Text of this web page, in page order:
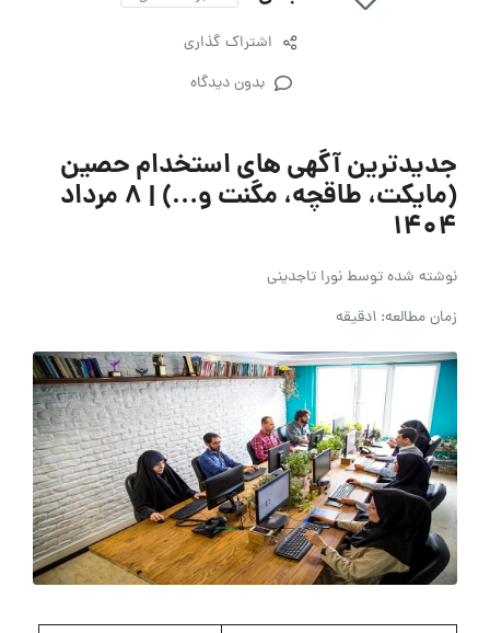
اشتراک گذاری
بدون دیدگاه
جدیدترین آگهی های استخدام حصین
(مایکت، طاقچه، مگنت و…) | 8 مرداد
1404
نوشته شده توسطنورا تاجدینی
زمان مطالعه: 1دقیقه